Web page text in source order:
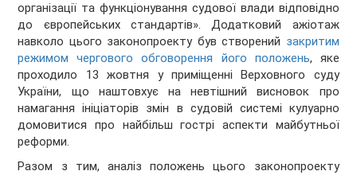
організації та функціонування судової влади відповідно
до європейських стандартів». Додатковий ажіотаж
навколо цього законопроекту був створений закритим
режимом чергового обговорення його положень, яке
проходило 13 жовтня у приміщенні Верховного суду
України, що наштовхує на невтішний висновок про
намагання ініціаторів змін в судовій системі кулуарно
домовитися про найбільш гострі аспекти майбутньої
реформи.
Разом з тим, аналіз положень цього законопроекту